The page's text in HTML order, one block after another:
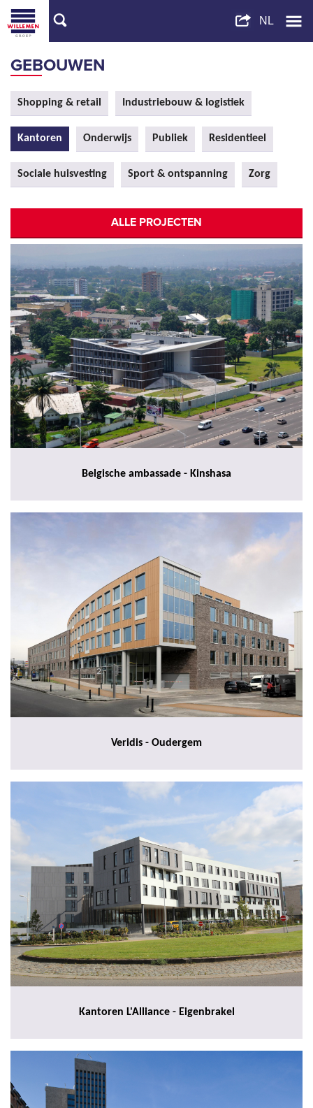
GEBOUWEN
Shopping & retail Industriebouw & logistiek
Kantoren Onderwijs Publiek Residentieel
Sociale huisvesting Sport & ontspanning Zorg
ALLE PROJECTEN
Belgische ambassade - Kinshasa
Veridis - Oudergem
Kantoren L'Alliance - Eigenbrakel